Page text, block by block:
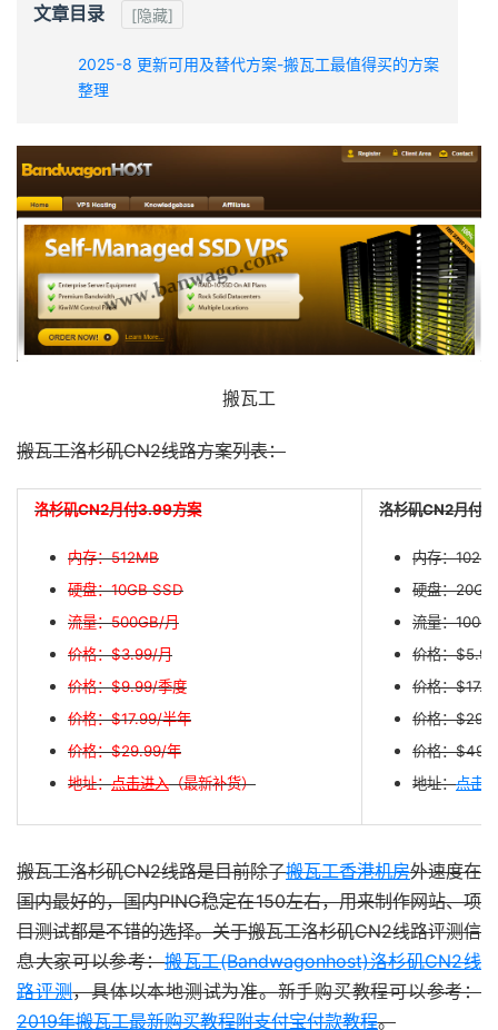
文章目录 [隐藏]
2025-8 更新可用及替代方案-搬瓦工最值得买的方案
整理
搬瓦工
搬瓦工洛杉矶CN2线路方案列表：
洛杉矶CN2月付3.99方案
内存：512MB
硬盘：10GB SSD
流量：500GB/月
价格：$3.99/月
价格：$9.99/季度
价格：$17.99/半年
价格：$29.99/年
地址：点击进入（最新补货）
洛杉矶CN2月付
内存：
硬盘：
流量：
价格：
价格：
价格：
价格：
地址：点击
搬瓦工洛杉矶CN2线路是目前除了搬瓦工香港机房外速度在
国内最好的，国内PING稳定在150左右，用来制作网站、项
目测试都是不错的选择。关于搬瓦工洛杉矶CN2线路评测信
息大家可以参考：搬瓦工(Bandwagonhost)洛杉矶CN2线
路评测，具体以本地测试为准。新手购买教程可以参考：
2019年搬瓦工最新购买教程附支付宝付款教程。